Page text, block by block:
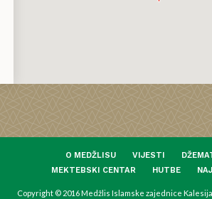
O MEDŽLISU VIJESTI
MEKTEBSKI CENTAR
HUTBE
Copyright © 2016 Medžlis Islamske zajednice